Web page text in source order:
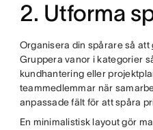
2. Utforma
Organisera din spårare så att
Gruppera vanor i kategorier
kundhantering eller
teammedlemmar när
anpassade fält för att spåra
En minimalistisk layout gör